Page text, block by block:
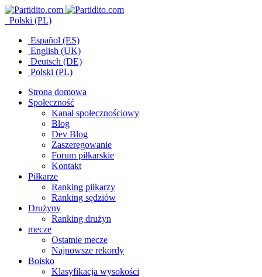
Polski (PL)
Español (ES)
English (UK)
Deutsch (DE)
Polski (PL)
Strona domowa
Społeczność
Kanał społecznościowy
Blog
Dev Blog
Zaszeregowanie
Forum piłkarskie
Kontakt
Piłkarze
Ranking piłkarzy
Ranking sędziów
Drużyny
Ranking drużyn
mecze
Ostatnie mecze
Najnowsze rekordy
Boisko
Klasyfikacja wysokości